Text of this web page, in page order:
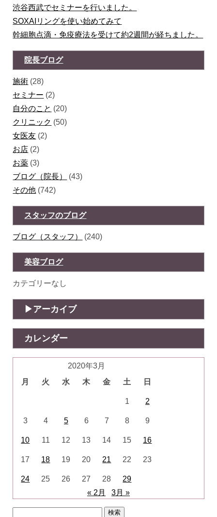
渋谷西武でセミナーを行いました。
SOXAIリングを使い始めてみて
幹細胞点滴・免疫療法を受けて約2週間が経ちました。
院長ブログ
施術 (28)
セミナー (2)
自分のこと (20)
クリニック (50)
女医友 (2)
お店 (2)
お薬 (3)
ブログ（院長）
(43)
その他 (742)
スタッフのブログ
ブログ（スタッフ） (240)
美容ブログ
カテゴリーなし
アーカイブ
カレンダー
2020年3月
月
火 水 木 金 土 日
1 2
3 4 5 6 7 8 9
10 11 12 13 14 15 16
17 18 19 20 21 22 23
24 25 26 27 28
29
« 2月
3月 »
検